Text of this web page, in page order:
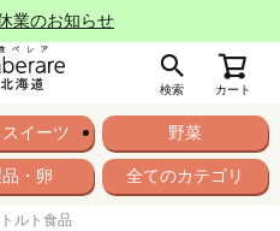
業のお知らせ
検索 カート
イーツ 野菜
・卵 全てのカテゴリ
ルト食品